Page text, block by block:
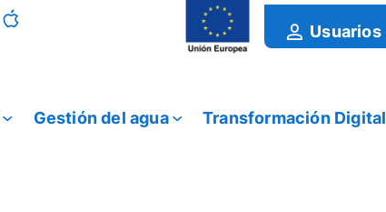
Usuarios
Gestión del agua Transformación Digital